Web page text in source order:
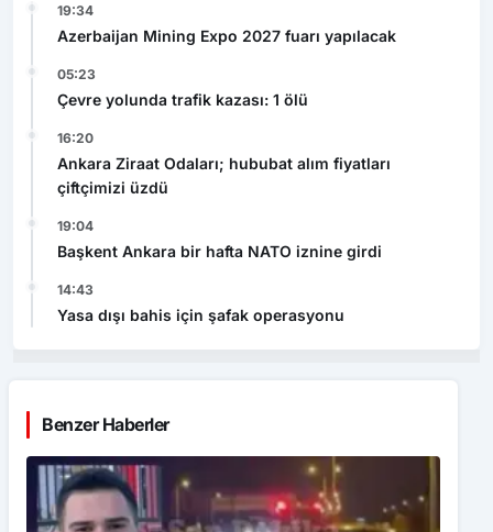
19:34
Azerbaijan Mining Expo 2027 fuarı yapılacak
05:23
Çevre yolunda trafik kazası: 1 ölü
16:20
Ankara Ziraat Odaları; hububat alım fiyatları
çiftçimizi üzdü
19:04
Başkent Ankara bir hafta NATO iznine girdi
14:43
Yasa dışı bahis için şafak operasyonu
Benzer Haberler